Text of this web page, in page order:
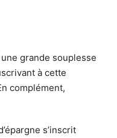
grande souplesse
à cette
complément,
s’inscrit